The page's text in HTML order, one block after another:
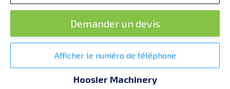
Demander un devis
Afficher le numéro de téléphone
Hoosier Machinery